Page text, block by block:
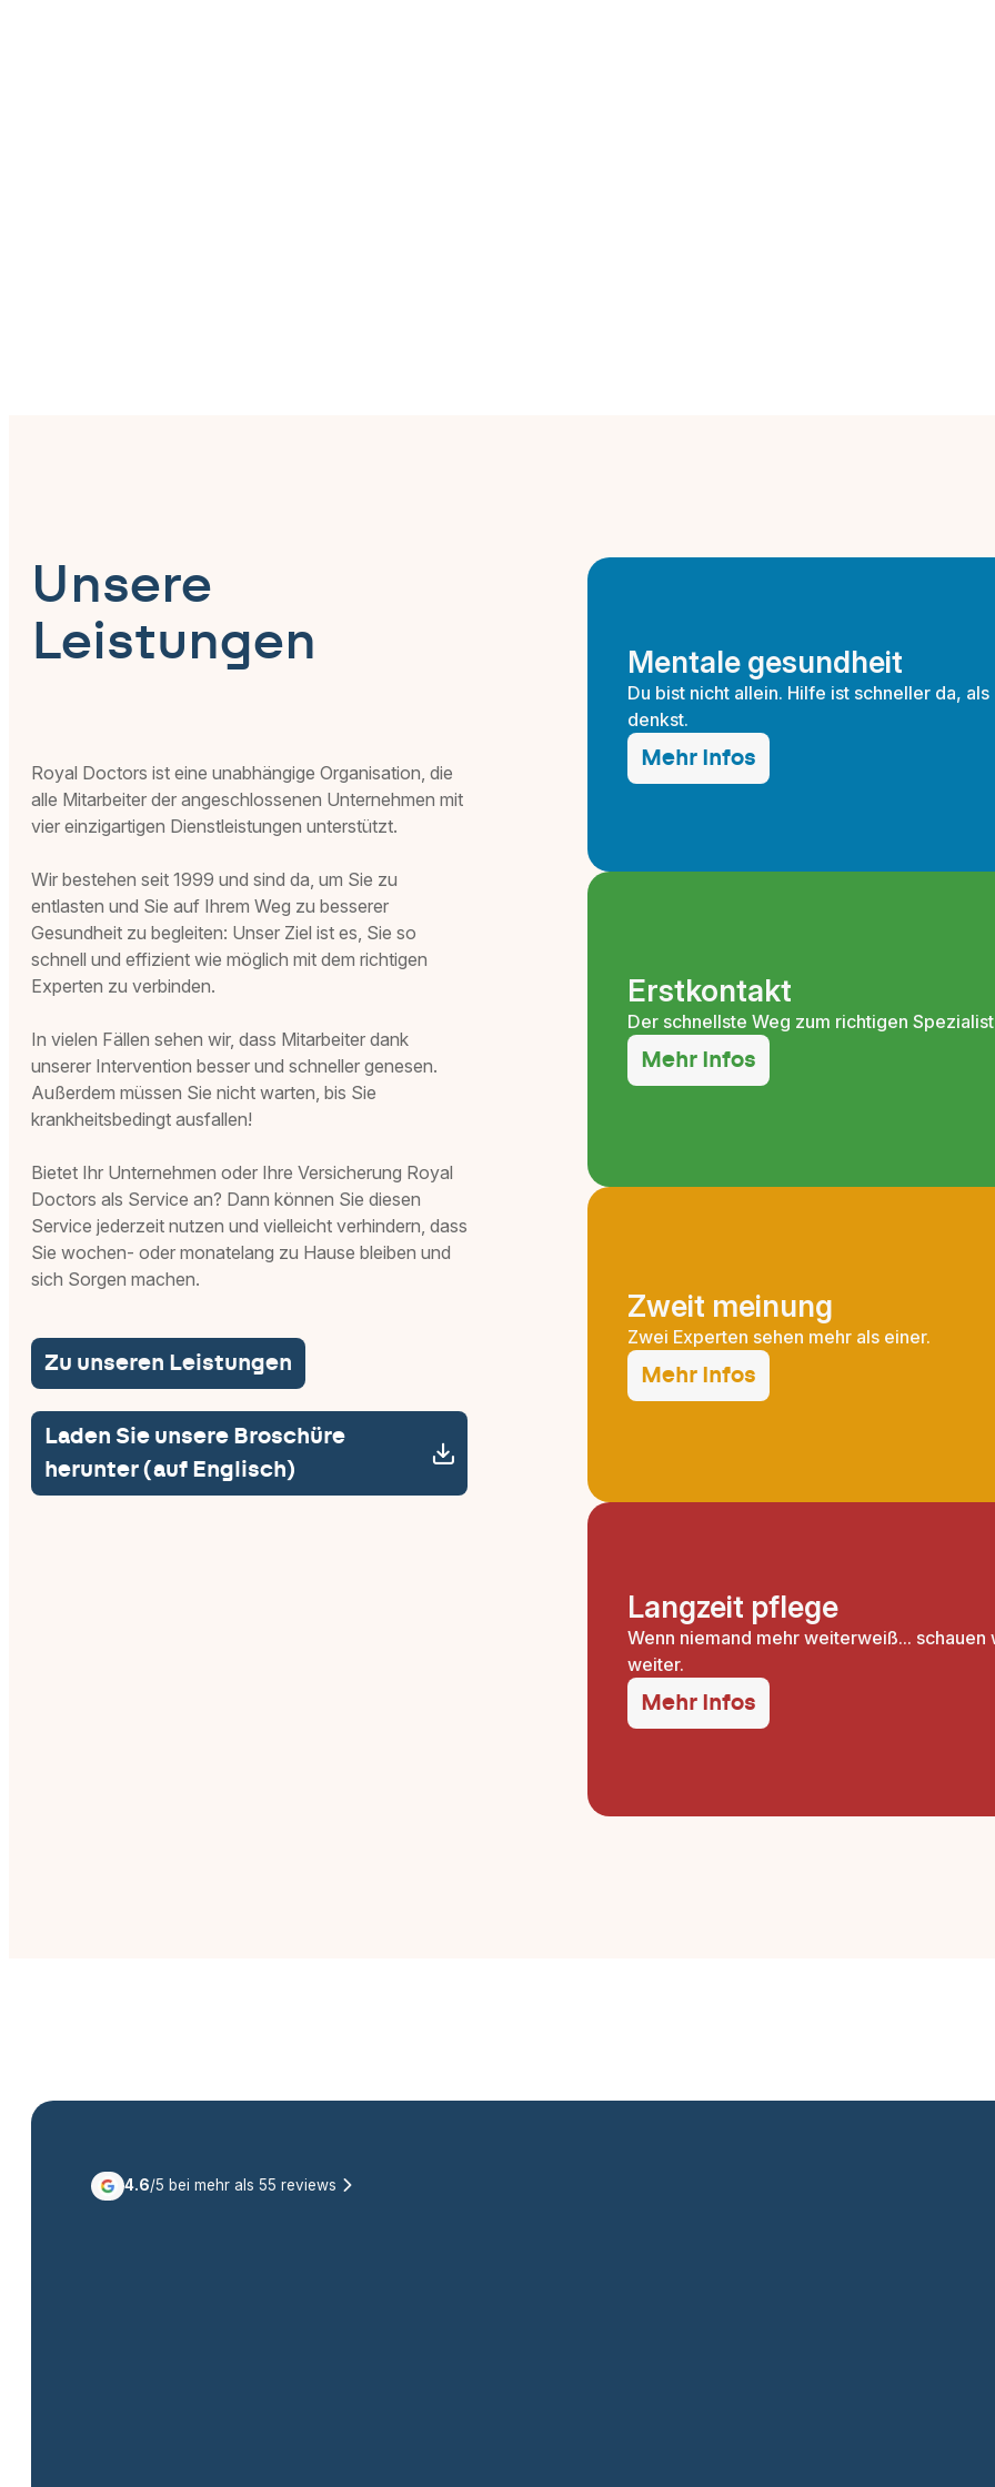
Unsere
Leistungen
Royal Doctors ist eine unabhängige Organisation, die
alle Mitarbeiter der angeschlossenen Unternehmen mit
vier einzigartigen Dienstleistungen unterstützt.
Wir bestehen seit 1999 und sind da, um Sie zu
entlasten und Sie auf Ihrem Weg zu besserer
Gesundheit zu begleiten: Unser Ziel ist es, Sie so
schnell und effizient wie möglich mit dem richtigen
Experten zu verbinden.
In vielen Fällen sehen wir, dass Mitarbeiter dank
unserer Intervention besser und schneller genesen.
Außerdem müssen Sie nicht warten, bis Sie
krankheitsbedingt ausfallen!
Bietet Ihr Unternehmen oder Ihre Versicherung Royal
Doctors als Service an? Dann können Sie diesen
Service jederzeit nutzen und vielleicht verhindern, dass
Sie wochen- oder monatelang zu Hause bleiben und
sich Sorgen machen.
Zu unseren Leistungen
Laden Sie unsere Broschüre
herunter (auf Englisch)
Mentale gesundheit
Du bist nicht allein. Hilfe ist schneller da, als
denkst.
Mehr Infos
Erstkontakt
Der schnellste Weg zum richtigen
Mehr Infos
Zweit meinung
Zwei Experten sehen mehr als einer.
Mehr Infos
Langzeit pflege
Wenn niemand mehr weiterweiß... schauen
weiter.
Mehr Infos
4.6/5 bei mehr als 55 reviews